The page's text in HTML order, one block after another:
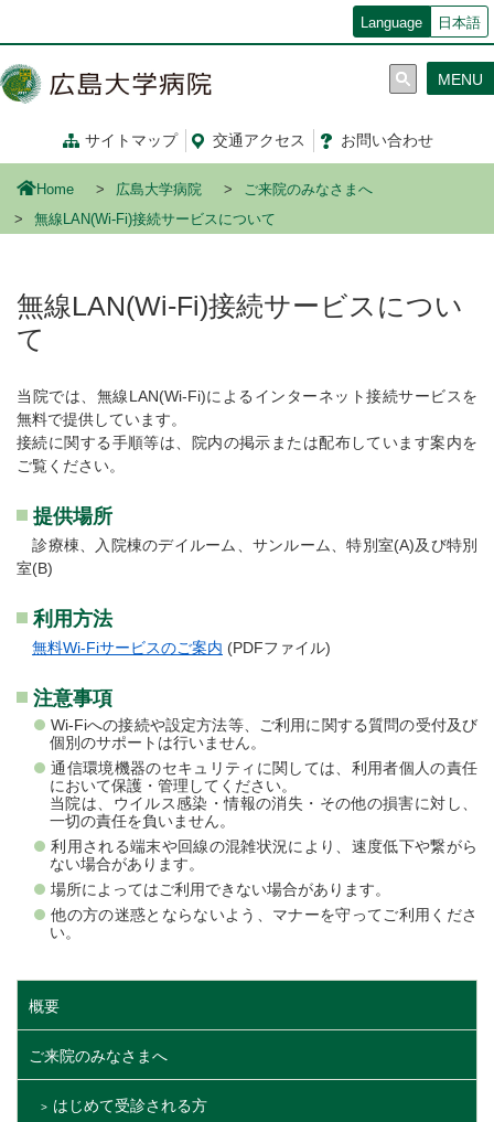
コ
ン
移
Language 日本語
サイトマップ 交通アクセス お問い合わせ
MENU
Home 広島大学病院
ご来院のみなさまへ
無線LAN(Wi-Fi)接続サービスについて
無線LAN(Wi-Fi)接続サービスについ
て
当院では、無線LAN(Wi-Fi)によるインターネット接続サービスを
無料で提供しています。
接続に関する手順等は、院内の掲示または配布しています案内を
ご覧ください。
提供場所
診療棟、入院棟のデイルーム、サンルーム、特別室(A)及び特別
室(B)
利用方法
無料Wi-Fiサービスのご案内 (PDFファイル)
注意事項
Wi-Fiへの接続や設定方法等、ご利用に関する質問の受付及び
個別のサポートは行いません。
通信環境機器のセキュリティに関しては、利用者個人の責任
において保護・管理してください。
当院は、ウイルス感染・情報の消失・その他の損害に対し、
一切の責任を負いません。
利用される端末や回線の混雑状況により、速度低下や繋がら
ない場合があります。
場所によってはご利用できない場合があります。
他の方の迷惑とならないよう、マナーを守ってご利用くださ
い。
概要
ご来院のみなさまへ
はじめて受診される方